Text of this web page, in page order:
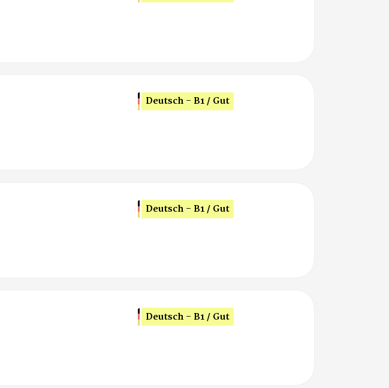
Deutsch - B1 / Gut
Deutsch - B1 / Gut
Deutsch - B1 / Gut